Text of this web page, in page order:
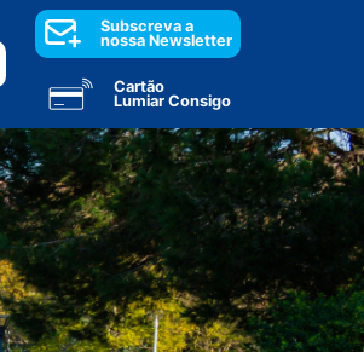
Subscreva a
nossa Newsletter
Cartão
Lumiar Consigo